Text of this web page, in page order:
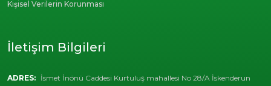
Kişisel Verilerin Korunması
İletişim Bilgileri
ADRES: İsmet İnönü Caddesi Kurtuluş mahallesi No 28/A İskenderun